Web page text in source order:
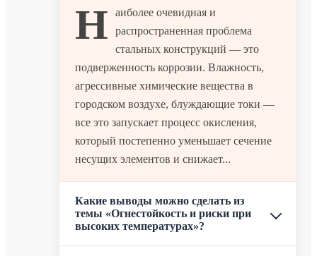
Н
аиболее очевидная и
распространенная проблема
стальных конструкций — это
подверженность коррозии. Влажность,
агрессивные химические вещества в
городском воздухе, блуждающие токи —
все это запускает процесс окисления,
который постепенно уменьшает сечение
несущих элементов и снижает...
Какие выводы можно сделать из
темы «Огнестойкость и риски при
высоких температурах»?